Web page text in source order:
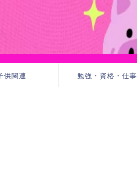
供関連 勉強・資格・仕事